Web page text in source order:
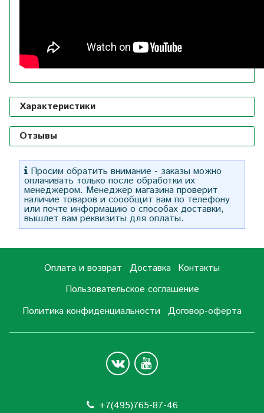
Характеристики
Отзывы
Просим обратить внимание - заказы можно
оплачивать только после обработки их
менеджером. Менеджер магазина проверит
наличие товаров и соообщит вам по телефону
или почте информацию о способах доставки,
вышлет вам реквизиты для оплаты.
Оплата и возврат Доставка Контакты
Пользовательское соглашение
Политика конфиденциальности Договор-оферта
+7(495)765-87-46